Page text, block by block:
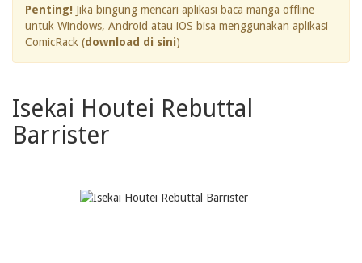
Penting! Jika bingung mencari aplikasi baca manga offline
untuk Windows, Android atau iOS bisa menggunakan aplikasi
ComicRack (download di sini)
Isekai Houtei Rebuttal
Barrister